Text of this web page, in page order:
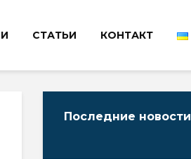
СТАТЬИ КОНТАКТ
Последние новости